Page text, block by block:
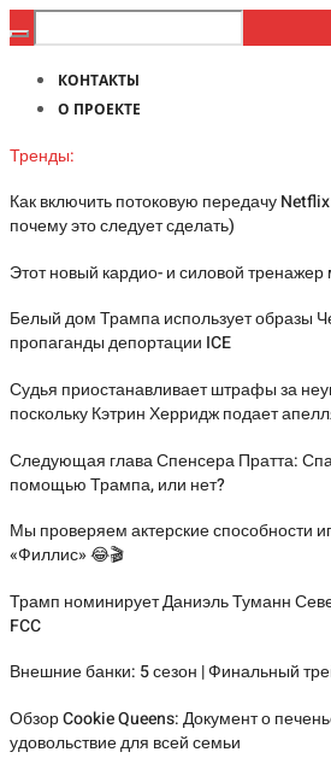
КОНТАКТЫ
О ПРОЕКТЕ
Тренды:
Как включить потоковую передачу
почему это следует сделать)
Этот новый кардио- и силовой
Белый дом Трампа использует образы
пропаганды депортации ICE
Судья приостанавливает штрафы за
поскольку Кэтрин Херридж подает
Следующая глава Спенсера Пратта:
помощью Трампа, или нет?
Мы проверяем актерские способности
«Филлис» 😂🎬
Трамп номинирует Даниэль Туманн
FCC
Внешние банки: 5 сезон | Финальный
Обзор Cookie Queens: Документ о
удовольствие для всей семьи